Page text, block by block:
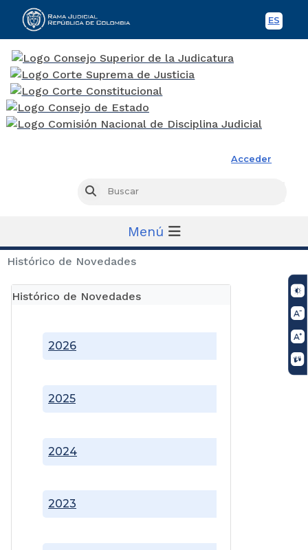
ES
Acceder
Buscar
Menú
Histórico de Novedades
Histórico de Novedades
2023
2024
2025
2026